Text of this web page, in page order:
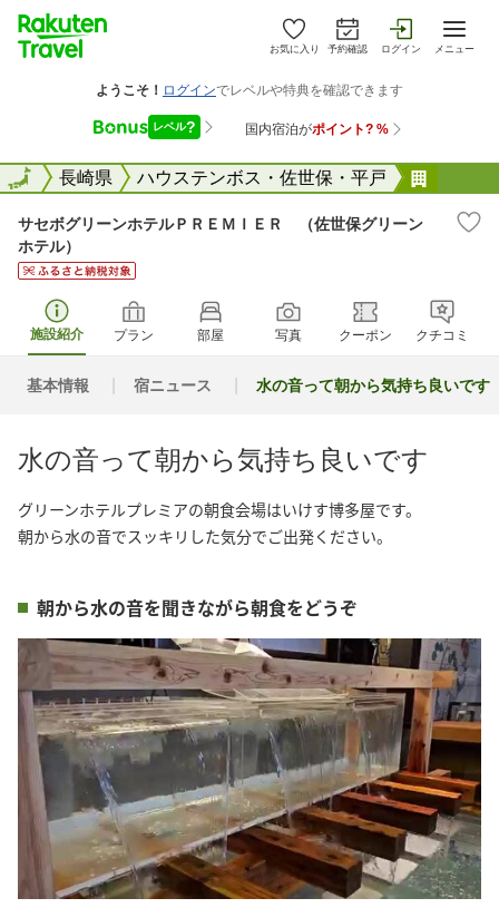
お気に入り 予約確認 ログイン メニュー
全国長崎県 ハウステンボス・佐世保・平戸
全国
サセボグリーンホテルＰＲＥＭＩＥＲ （佐世保グリーン
ホテル）
施設紹介 プラン 部屋 写真 クーポン クチコミ
基本情報 宿ニュース 水の音って朝から気持ち良いです
水の音って朝から気持ち良いです
グリーンホテルプレミアの朝食会場はいけす博多屋です。
朝から水の音でスッキリした気分でご出発ください。
朝から水の音を聞きながら朝食をどうぞ